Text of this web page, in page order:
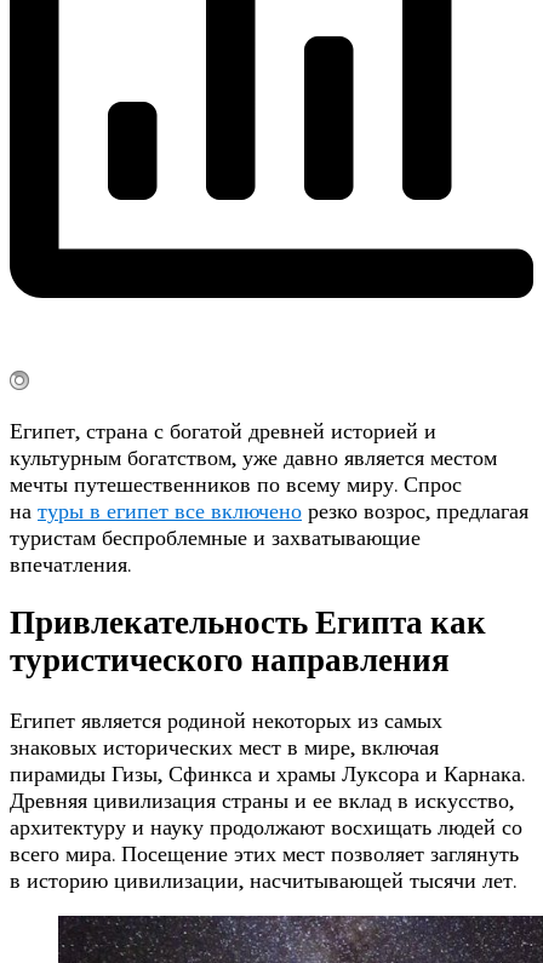
Египет, страна с богатой древней историей и
культурным богатством, уже давно является местом
мечты путешественников по всему миру. Спрос
на туры в египет все включено резко возрос, предлагая
туристам беспроблемные и захватывающие
впечатления.
Привлекательность Египта как
туристического направления
Египет является родиной некоторых из самых
знаковых исторических мест в мире, включая
пирамиды Гизы, Сфинкса и храмы Луксора и Карнака.
Древняя цивилизация страны и ее вклад в искусство,
архитектуру и науку продолжают восхищать людей со
всего мира. Посещение этих мест позволяет заглянуть
в историю цивилизации, насчитывающей тысячи лет.